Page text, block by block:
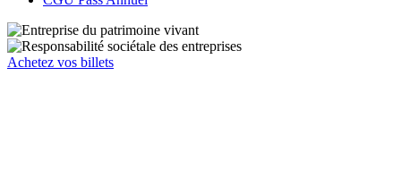
Achetez vos billets